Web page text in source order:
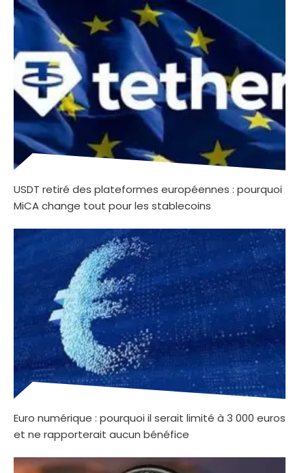
USDT retiré des plateformes européennes : pourquoi
MiCA change tout pour les stablecoins
Euro numérique : pourquoi il serait limité à 3 000 euros
et ne rapporterait aucun bénéfice